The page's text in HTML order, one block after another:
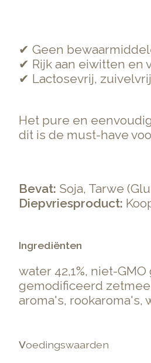
✔ Geen
✔ Rijk aan eiwitten en
✔ Lactosevrij,
Het pure en
dit is de must-have
Bevat: Soja, Tarwe
Diepvriesproduct:
Ingrediënten
water 42,1%, niet-
gemodificeerd
aroma's, rookaroma's,
Voedingswaarden